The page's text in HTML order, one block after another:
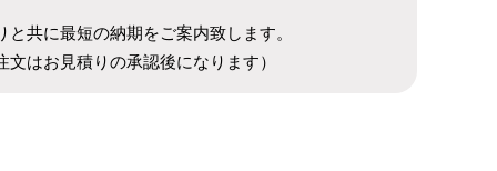
と共に最短の納期をご案内致します。
文はお見積りの承認後になります）